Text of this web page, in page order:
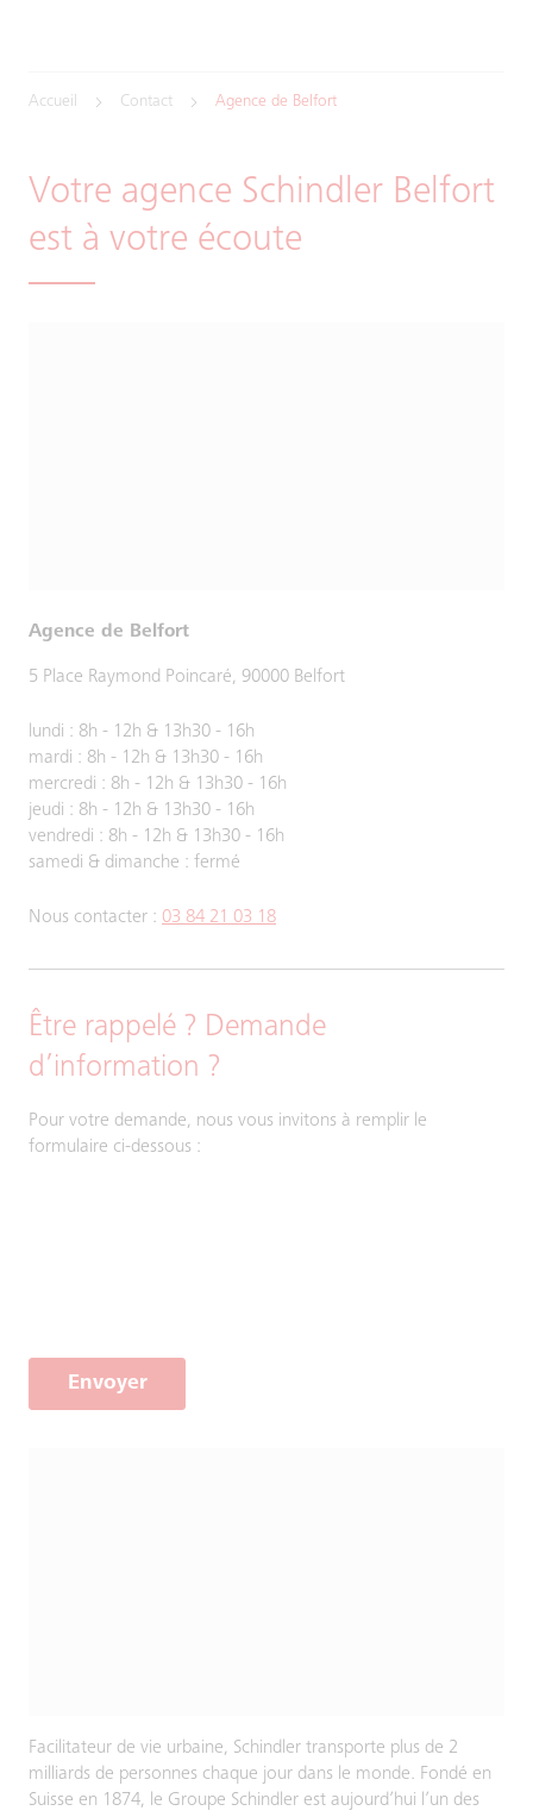
Accueil Contact Agence de Belfort
Votre agence Schindler Belfort
est à votre écoute
Agence de Belfort
5 Place Raymond Poincaré, 90000 Belfort
lundi : 8h - 12h & 13h30 - 16h
mardi : 8h - 12h & 13h30 - 16h
mercredi : 8h - 12h & 13h30 - 16h
jeudi : 8h - 12h & 13h30 - 16h
vendredi : 8h - 12h & 13h30 - 16h
samedi & dimanche : fermé
Nous contacter : 03 84 21 03 18
Être rappelé ? Demande
d’information ?
Pour votre demande, nous vous invitons à remplir le
formulaire ci-dessous :
Envoyer
Facilitateur de vie urbaine, Schindler transporte plus de 2
milliards de personnes chaque jour dans le monde. Fondé en
Suisse en 1874, le Groupe Schindler est aujourd’hui l’un des